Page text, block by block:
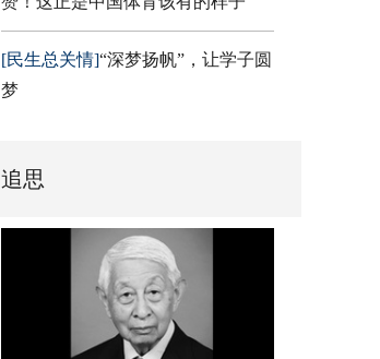
[民生总关情]“深梦扬帆”，让学子圆
梦
追思